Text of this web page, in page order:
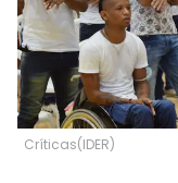
Críticas(IDER)